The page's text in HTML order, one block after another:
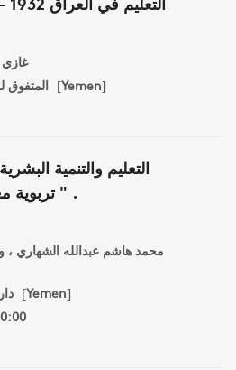
المتفوق [Yemen]
التعليم والتنمية
تربوية معاصرة " المجلد الاول " .
محمد هاشم عبدالله الشهاري
[Yemen]